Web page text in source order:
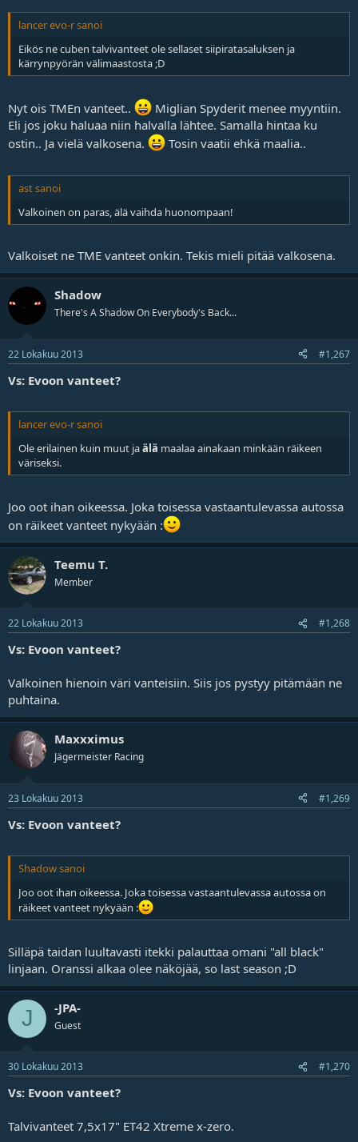
lancer evo-r sanoi
Eikös ne cuben talvivanteet ole sellaset siipiratasaluksen ja
kärrynpyörän välimaastosta ;D
Nyt ois TMEn vanteet..
Miglian Spyderit menee myyntiin.
Eli jos joku haluaa niin halvalla lähtee. Samalla hintaa ku
ostin.. Ja vielä valkosena.
Tosin vaatii ehkä maalia..
ast sanoi
Valkoinen on paras, älä vaihda huonompaan!
Valkoiset ne TME vanteet onkin. Tekis mieli pitää valkosena.
Shadow
There's A Shadow On Everybody's Back...
22 Lokakuu 2013 #1,267
Vs: Evoon vanteet?
lancer evo-r sanoi
Ole erilainen kuin muut jaälä maalaa ainakaan minkään räikeen
väriseksi.
Joo oot ihan oikeessa. Joka toisessa vastaantulevassa autossa
on räikeet vanteet nykyään :
Teemu T.
Member
22 Lokakuu 2013 #1,268
Vs: Evoon vanteet?
Valkoinen hienoin väri vanteisiin. Siis jos pystyy pitämään ne
puhtaina.
Maxxximus
Jägermeister Racing
23 Lokakuu 2013 #1,269
Vs: Evoon vanteet?
Shadow sanoi
Joo oot ihan oikeessa. Joka toisessa vastaantulevassa autossa on
räikeet vanteet nykyään :
Silläpä taidan luultavasti itekki palauttaa omani "all black"
linjaan. Oranssi alkaa olee näköjää, so last season ;D
J -JPA-
Guest
30 Lokakuu 2013 #1,270
Vs: Evoon vanteet?
Talvivanteet 7,5x17" ET42 Xtreme x-zero.